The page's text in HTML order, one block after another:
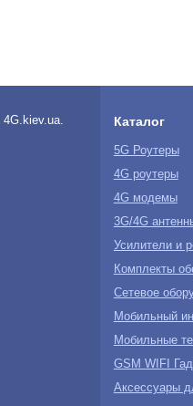
4G.kiev.ua.
Каталог
5G Роутеры
4G роутеры
4G модемы
3G/4G
Усилители и
Комплекты
Сетевое
Мобильный
Мобильные
GSM WIFI
Аксессуары